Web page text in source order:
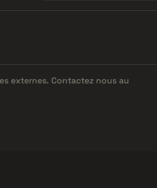
externes. Contactez nous au